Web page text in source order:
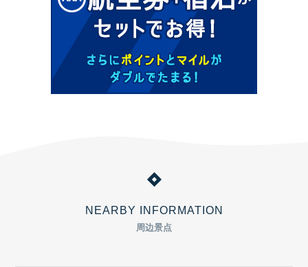
NEARBY INFORMATION
周边景点